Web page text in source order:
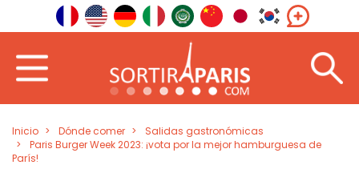
Inicio Dónde comer
Salidas gastronómicas
Paris Burger Week 2023: ¡vota por la mejor hamburguesa de
París!